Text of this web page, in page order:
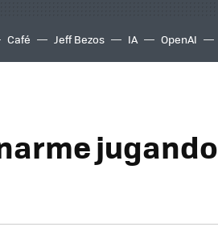
Café Jeff Bezos IA OpenAI
jugando